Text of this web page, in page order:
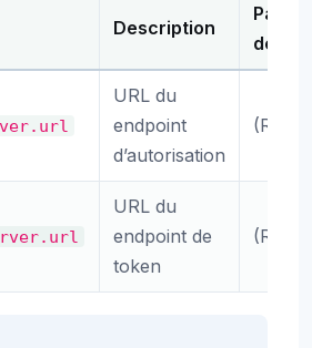
Description
Par
défaut
URL du
endpoint
d’autorisation
URL du
endpoint de
token